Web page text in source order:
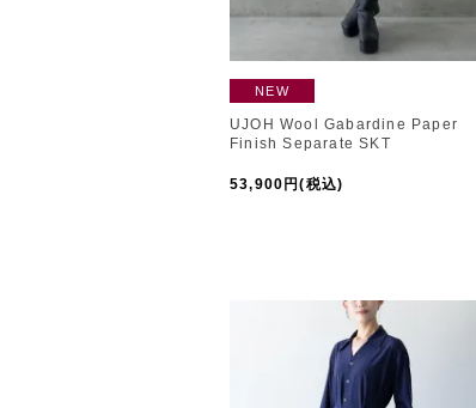
NEW
UJOH Wool Gabardine Paper
Finish Separate SKT
53,900円(税込)